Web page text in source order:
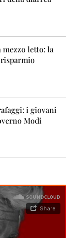
letto: la
i giovani
Modi